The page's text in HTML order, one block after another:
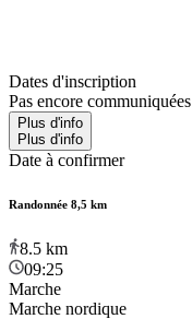
Dates d'inscription
Pas encore communiquées
Plus d'info
Plus d'info
Date à confirmer
Randonnée 8,5 km
8.5 km
09:25
Marche
Marche nordique